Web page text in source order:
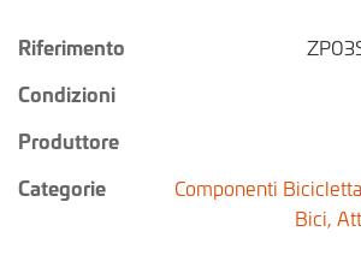
Riferimento
Condizioni
Produttore
Categorie
Componenti
Bici,